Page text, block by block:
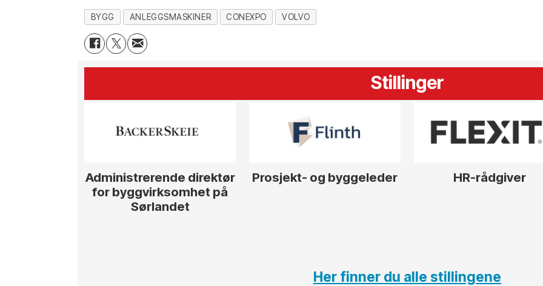
BYGG ANLEGGSMASKINER CONEXPO VOLVO
Stillinger
Administrerende direktør
for byggvirksomhet på
Sørlandet
Prosjekt- og byggeleder HR-rådgiver
Her finner du alle stillingene